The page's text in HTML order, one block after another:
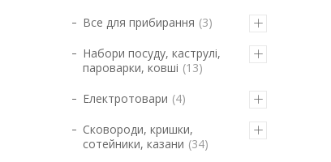
Все для прибирання 3
Набори посуду, каструлі,
пароварки, ковші 13
Електротовари 4
Сковороди, кришки,
сотейники, казани 34